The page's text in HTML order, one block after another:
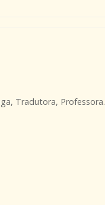
Tradutora, Professora.